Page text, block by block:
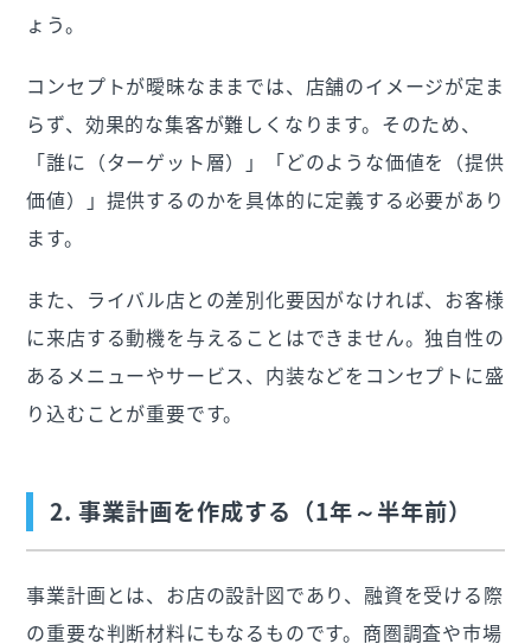
ょう。
コンセプトが曖昧なままでは、店舗のイメージが定ま
らず、効果的な集客が難しくなります。そのため、
「誰に（ターゲット層）」「どのような価値を（提供
価値）」提供するのかを具体的に定義する必要があり
ます。
また、ライバル店との差別化要因がなければ、お客様
に来店する動機を与えることはできません。独自性の
あるメニューやサービス、内装などをコンセプトに盛
り込むことが重要です。
2. 事業計画を作成する（1年～半年前）
事業計画とは、お店の設計図であり、融資を受ける際
の重要な判断材料にもなるものです。商圏調査や市場